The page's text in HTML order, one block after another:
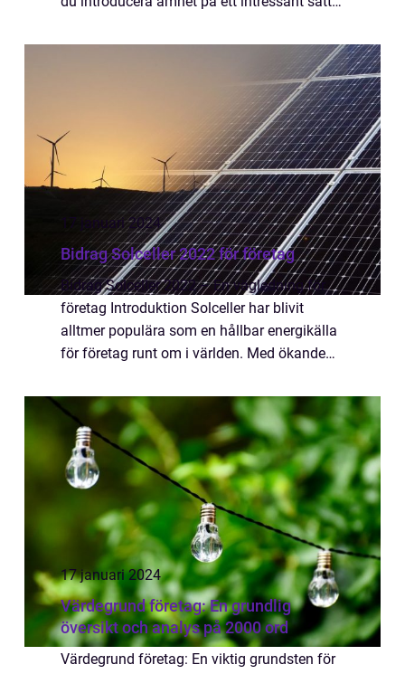
privatpersoner. Du kan nämna statistik eller
17 januari 2024
Bidrag Solceller 2022 för företag
Bidrag Solceller 2022 – En vägledning för
företag Introduktion Solceller har blivit
alltmer populära som en hållbar energikälla
för företag runt om i världen. Med ökande
förlita sig på förnybar energi ha...
17 januari 2024
Värdegrund företag: En grundlig
översikt och analys på 2000 ord
Värdegrund företag: En viktig grundsten för